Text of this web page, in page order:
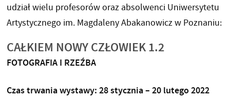
udział wielu profesorów oraz absolwenci Uniwersytetu
Artystycznego im. Magdaleny Abakanowicz w Poznaniu:
CAŁKIEM NOWY CZŁOWIEK 1.2
FOTOGRAFIA I RZEŹBA
Czas trwania wystawy: 28 stycznia – 20 lutego 2022